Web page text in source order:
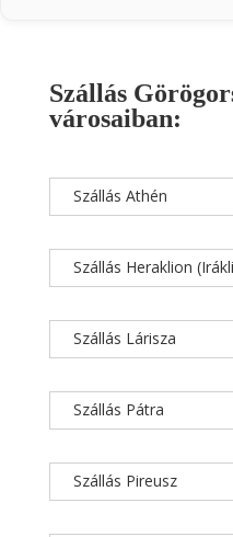
Szállás
városaiban:
Szállás Athén
Szállás Heraklion
Szállás Lárisza
Szállás Pátra
Szállás Pireusz